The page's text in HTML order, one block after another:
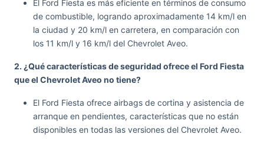
El Ford Fiesta es más eficiente en términos de consumo
de combustible, logrando aproximadamente 14 km/l en
la ciudad y 20 km/l en carretera, en comparación con
los 11 km/l y 16 km/l del Chevrolet Aveo.
2. ¿Qué características de seguridad ofrece el Ford Fiesta
que el Chevrolet Aveo no tiene?
El Ford Fiesta ofrece airbags de cortina y asistencia de
arranque en pendientes, características que no están
disponibles en todas las versiones del Chevrolet Aveo.